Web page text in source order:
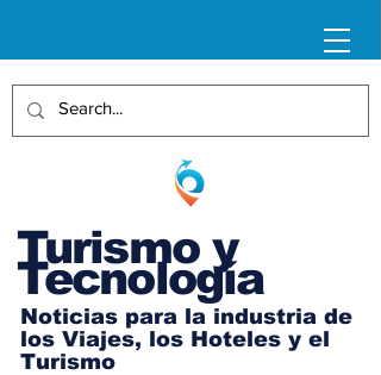
Turismo y
Tecnología
Noticias para la industria de
los Viajes, los Hoteles y el
Turismo